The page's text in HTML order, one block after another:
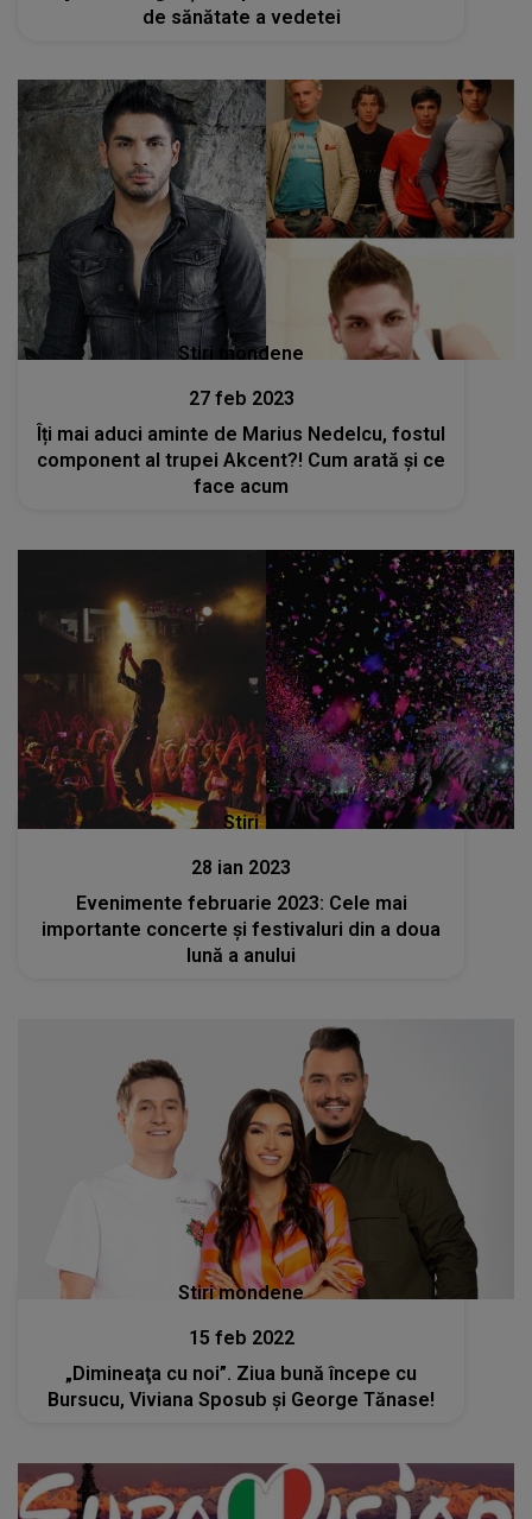
de sănătate a vedetei
Stiri mondene
27 feb 2023
Îți mai aduci aminte de Marius Nedelcu, fostul
component al trupei Akcent?! Cum arată și ce
face acum
Stiri
28 ian 2023
Evenimente februarie 2023: Cele mai
importante concerte și festivaluri din a doua
lună a anului
Stiri mondene
15 feb 2022
„Dimineaţa cu noi”. Ziua bună începe cu
Bursucu, Viviana Sposub şi George Tănase!